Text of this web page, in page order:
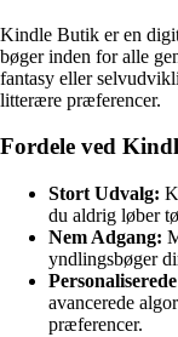
Kindle Butik er en
bøger inden for alle
fantasy eller
litterære præferencer.
Fordele ved
Stort Udvalg:
du aldrig løber
Nem Adgang:
yndlingsbøger
avancerede
præferencer.